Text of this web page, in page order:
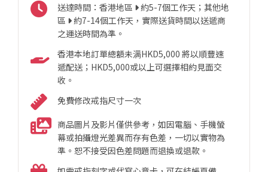
送達時間：香港地區
約5-7個工作天；其他地
區
約7-14個工作天，實際送貨時間以送遞商
之運送時間為準。
香港本地訂單總額未满HKD5,000 將以順豐速
遞配送；HKD5,000或以上可選擇相約見面交
收。
免費修改戒指尺寸一次
商品圖片及影片僅供參考，如因電腦、手機螢
幕或拍攝燈光差異而存有色差，一切以實物為
準。恕不接受因色差問題而退換或退款。